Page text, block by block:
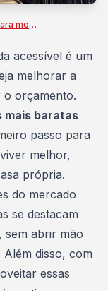
Veja as cidades mais baratas para morar no Brasil
acessível é um
melhorar a
o orçamento.
mais baratas
passo para
melhor,
própria.
do mercado
se destacam
sem abrir mão
disso, com
essas